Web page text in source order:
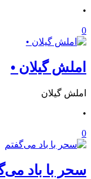
•
0
املش گیلان •
املش گیلان
•
0
سحر با باد